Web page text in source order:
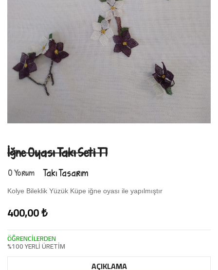
İğne Oyası Takı Seti T7
0 Yorum Takı Tasarım
Kolye Bileklik Yüzük Küpe iğne oyası ile yapılmıştır
400,00 ₺
ÖĞRENCİLERDEN
%100 YERLİ ÜRETİM
AÇIKLAMA